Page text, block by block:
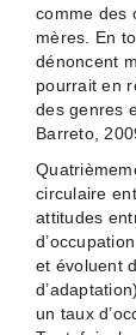
comme des
mères. En
dénoncent
pourrait en
des genres
Barreto,
circulaire
attitudes
et évoluent
un taux